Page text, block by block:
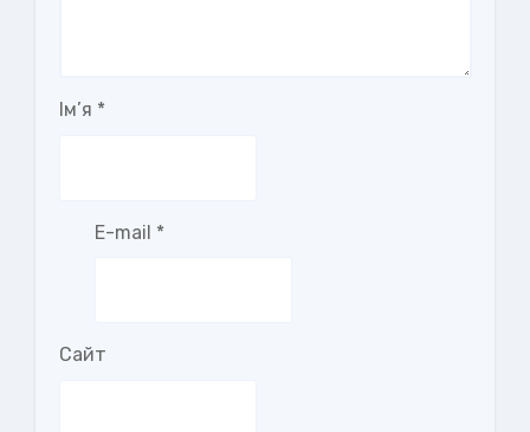
Ім’я *
E-mail *
Сайт